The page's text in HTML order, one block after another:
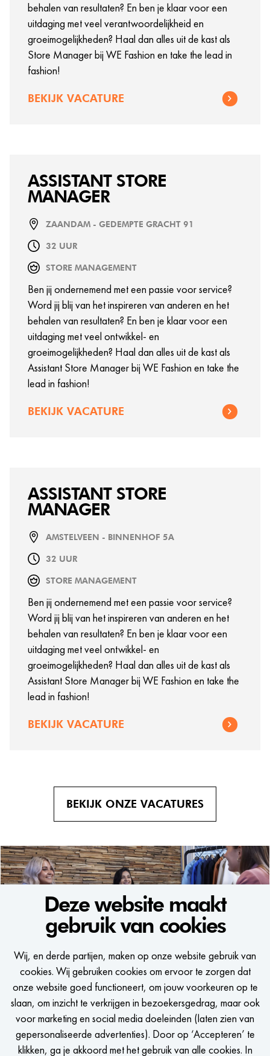
Deze website maakt
gebruik van cookies
Wij, en derde partijen, maken op onze website gebruik van
cookies. Wij gebruiken cookies om ervoor te zorgen dat
onze website goed functioneert, om jouw voorkeuren op te
slaan, om inzicht te verkrijgen in bezoekersgedrag, maar ook
voor marketing en social media doeleinden (laten zien van
gepersonaliseerde advertenties). Door op ‘Accepteren’ te
klikken, ga je akkoord met het gebruik van alle cookies. In
Voornaam
Achternaam
E-mailadres
Telefoonnummer (optioneel)
LinkedIn URL
behalen van resultaten? En ben je klaar voor een
uitdaging met veel verantwoordelijkheid en
groeimogelijkheden? Haal dan alles uit de kast als
Store Manager bij WE Fashion en take the lead in
fashion!
BEKIJK VACATURE
ASSISTANT STORE
MANAGER
ZAANDAM - GEDEMPTE GRACHT 91
32 UUR
STORE MANAGEMENT
Ben jij ondernemend met een passie voor service?
Word jij blij van het inspireren van anderen en het
behalen van resultaten? En ben je klaar voor een
uitdaging met veel ontwikkel- en
groeimogelijkheden? Haal dan alles uit de kast als
Assistant Store Manager bij WE Fashion en take the
lead in fashion!
BEKIJK VACATURE
ASSISTANT STORE
MANAGER
AMSTELVEEN - BINNENHOF 5A
32 UUR
STORE MANAGEMENT
Ben jij ondernemend met een passie voor service?
Word jij blij van het inspireren van anderen en het
behalen van resultaten? En ben je klaar voor een
uitdaging met veel ontwikkel- en
groeimogelijkheden? Haal dan alles uit de kast als
Assistant Store Manager bij WE Fashion en take the
lead in fashion!
BEKIJK VACATURE
BEKIJK ONZE VACATURES
WE WOULD LIKE TO KEEP
IN TOUCH
Een seintje krijgen als er een passende vacature is?